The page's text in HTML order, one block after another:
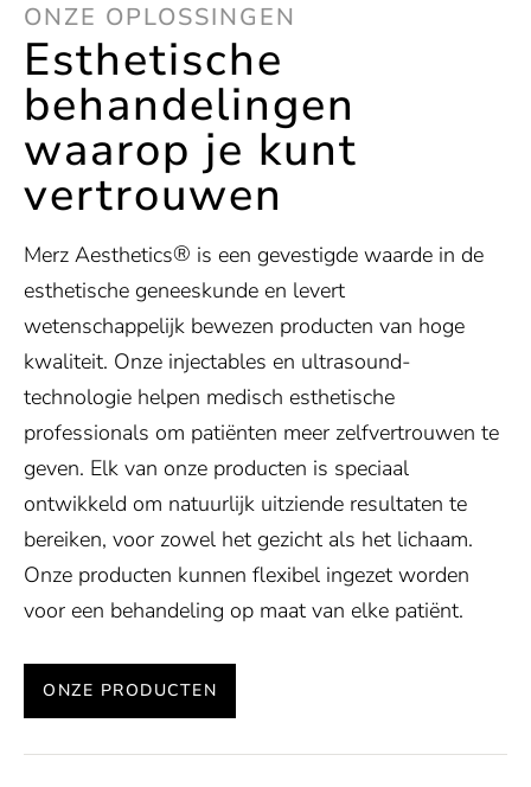
ONZE OPLOSSINGEN
Esthetische
behandelingen
waarop je kunt
vertrouwen
Merz Aesthetics® is een gevestigde waarde in de
esthetische geneeskunde en levert
wetenschappelijk bewezen producten van hoge
kwaliteit. Onze injectables en ultrasound-
technologie helpen medisch esthetische
professionals om patiënten meer zelfvertrouwen te
geven. Elk van onze producten is speciaal
ontwikkeld om natuurlijk uitziende resultaten te
bereiken, voor zowel het gezicht als het lichaam.
Onze producten kunnen flexibel ingezet worden
voor een behandeling op maat van elke patiënt.
ONZE PRODUCTEN